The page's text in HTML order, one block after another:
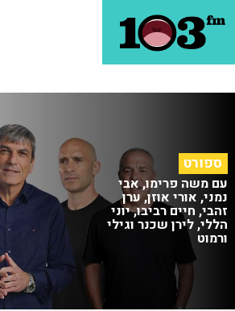
ספורט
עם משה פרימו, אבי
נמני, אורי אוזן, ערן
זהבי, חיים רביבו, יוני
הללי, לירן שכנר וגילי
ורמוט